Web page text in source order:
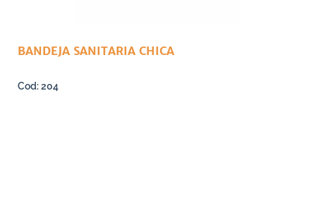
BANDEJA SANITARIA CHICA
204